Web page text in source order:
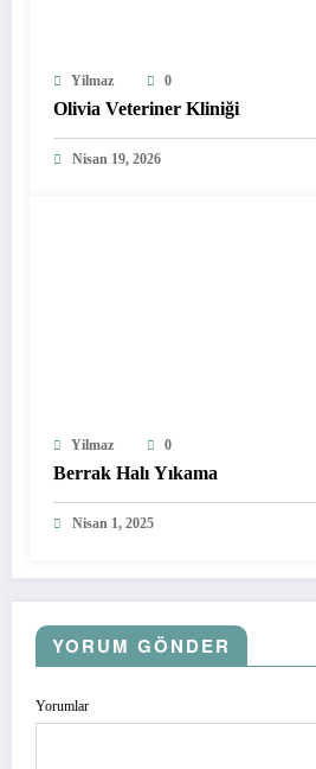
Yilmaz 0
Olivia Veteriner Kliniği
Nisan 19, 2026
Yilmaz 0
Berrak Halı Yıkama
Nisan 1, 2025
YORUM GÖNDER
Yorumlar